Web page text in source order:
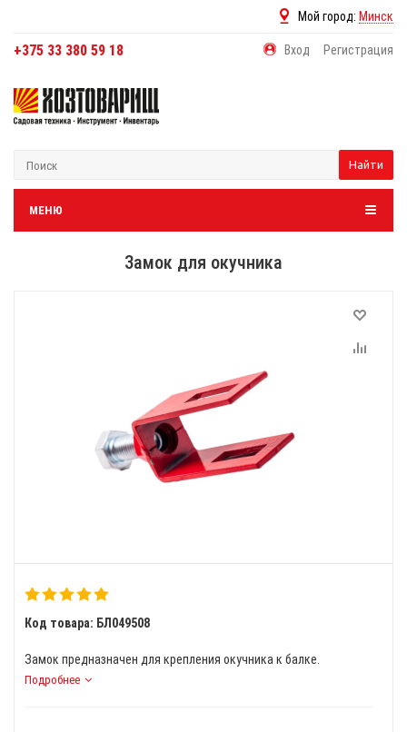
Мой город: Минск
+375 33 380 59 18 Вход Регистрация
Найти
МЕНЮ
Замок для окучника
Код товара: БЛ049508
Замок предназначен для крепления окучника к балке.
Подробнее